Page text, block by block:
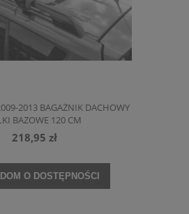
2013 BAGAŻNIK DACHOWY
BAZOWE 120 CM
218,95 zł
O DOSTĘPNOŚCI